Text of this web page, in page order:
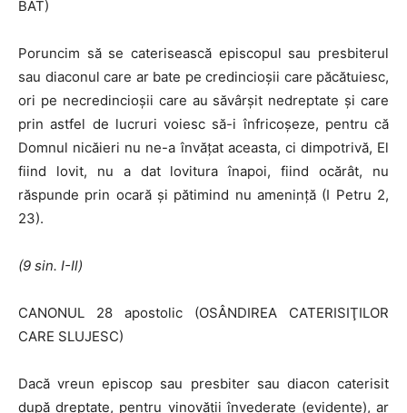
BAT)
Poruncim să se caterisească episcopul sau presbiterul
sau diaconul care ar bate pe credincioşii care păcătuiesc,
ori pe necredincioşii care au săvârşit nedreptate şi care
prin astfel de lucruri voiesc să-i înfricoşeze, pentru că
Domnul nicăieri nu ne-a învăţat aceasta, ci dimpotrivă, El
fiind lovit, nu a dat lovitura înapoi, fiind ocărât, nu
răspunde prin ocară şi pă­timind nu ameninţă (I Petru 2,
23).
(9 sin. I-Il)
CANONUL 28 apostolic (OSÂNDIREA CATERISIŢILOR
CARE SLUJESC)
Dacă vreun episcop sau presbiter sau diacon caterisit
după dreptate, pentru vinovăţii învederate (evidente), ar